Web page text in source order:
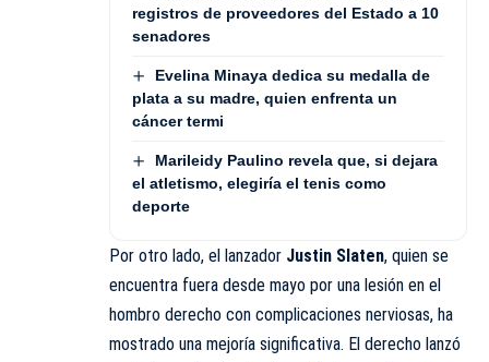
registros de proveedores del Estado a 10
senadores
Evelina Minaya dedica su medalla de
plata a su madre, quien enfrenta un
cáncer termi
Marileidy Paulino revela que, si dejara
el atletismo, elegiría el tenis como
deporte
Por otro lado, el lanzador Justin Slaten, quien se
encuentra fuera desde mayo por una lesión en el
hombro derecho con complicaciones nerviosas, ha
mostrado una mejoría significativa. El derecho lanzó